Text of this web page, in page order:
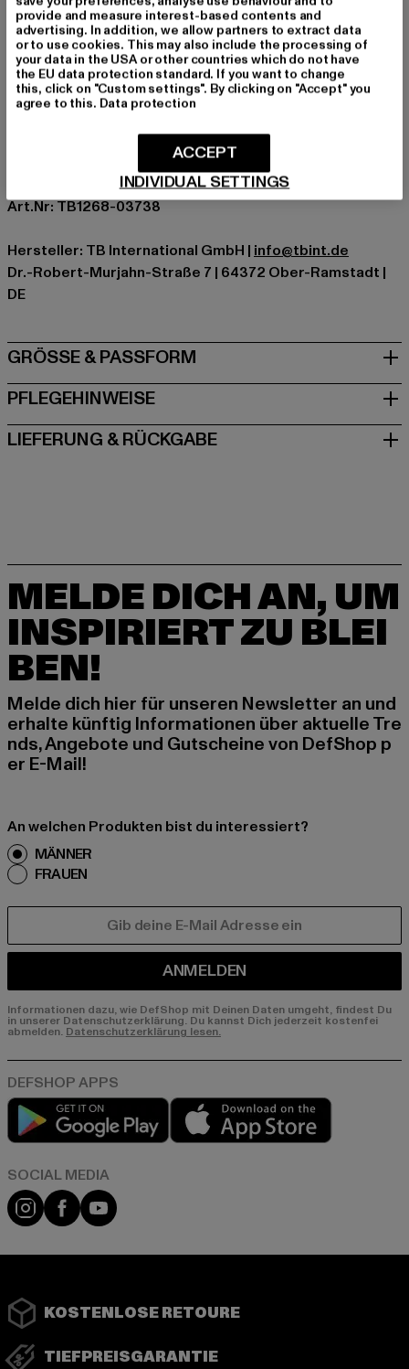
Anlass: Alltag, Bequem, Casual, Basic
Verschlussarten: Reißverschluss, Kordelzug
Schnitt: Locker
Marke: Urban Classics
Hersteller Farbe: unionbeige
Materialzusammensetzung: 100% Baumwolle
Art.Nr: TB1268-03738
Hersteller: TB International GmbH | info@tbint.de
Dr.-Robert-Murjahn-Straße 7 | 64372 Ober-Ramstadt |
DE
GRÖSSE & PASSFORM
PFLEGEHINWEISE
LIEFERUNG & RÜCKGABE
MELDE DICH AN, UM
INSPIRIERT ZU BLEI
BEN!
Melde dich hier für unseren Newsletter an und
erhalte künftig Informationen über aktuelle Tre
nds, Angebote und Gutscheine von DefShop p
er E-Mail!
An welchen Produkten bist du interessiert?
MÄNNER
FRAUEN
ANMELDEN
Informationen dazu, wie DefShop mit Deinen Daten umgeht, findest Du
in unserer Datenschutzerklärung. Du kannst Dich jederzeit kostenfei
abmelden. Datenschutzerklärung lesen.
Play market
Instagram
FacebookYouTube
KOSTENLOSE RETOURE
TIEFPREISGARANTIE
provide and measure interest-based contents and
advertising. In addition, we allow partners to extract data
or to use cookies. This may also include the processing of
your data in the USA or other countries which do not have
the EU data protection standard. If you want to change
this, click on "Custom settings". By clicking on "Accept" you
agree to this. Data protection
INDIVIDUAL SETTINGS
ACCEPT